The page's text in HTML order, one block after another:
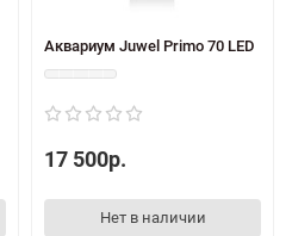
Аквариум Juwel Primo 70 LED
17 500р.
Нет в наличии